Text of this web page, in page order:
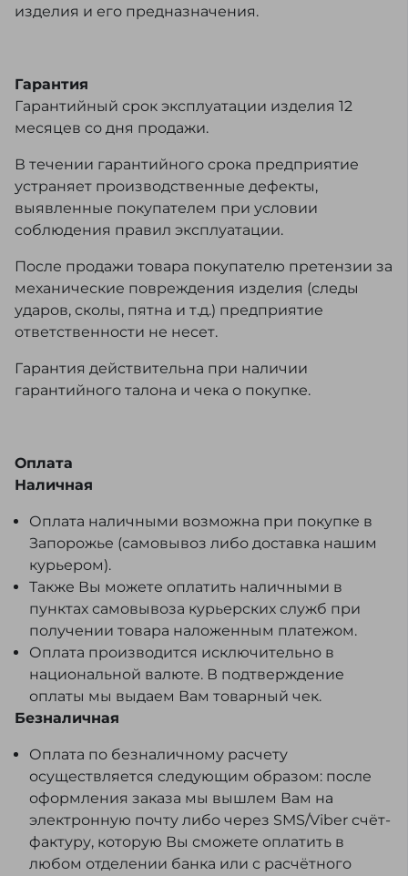
изделия и его предназначения.
Гарантия
Гарантийный срок эксплуатации изделия 12
месяцев со дня продажи.
В течении гарантийного срока предприятие
устраняет производственные дефекты,
выявленные покупателем при условии
соблюдения правил эксплуатации.
После продажи товара покупателю претензии за
механические повреждения изделия (следы
ударов, сколы, пятна и т.д.) предприятие
ответственности не несет.
Гарантия действительна при наличии
гарантийного талона и чека о покупке.
Оплата
Наличная
Оплата наличными возможна при покупке в
Запорожье (самовывоз либо доставка нашим
курьером).
Также Вы можете оплатить наличными в
пунктах самовывоза курьерских служб при
получении товара наложенным платежом.
Оплата производится исключительно в
национальной валюте. В подтверждение
оплаты мы выдаем Вам товарный чек.
Безналичная
Оплата по безналичному расчету
осуществляется следующим образом: после
оформления заказа мы вышлем Вам на
электронную почту либо через SMS/Viber счёт-
фактуру, которую Вы сможете оплатить в
любом отделении банка или с расчётного